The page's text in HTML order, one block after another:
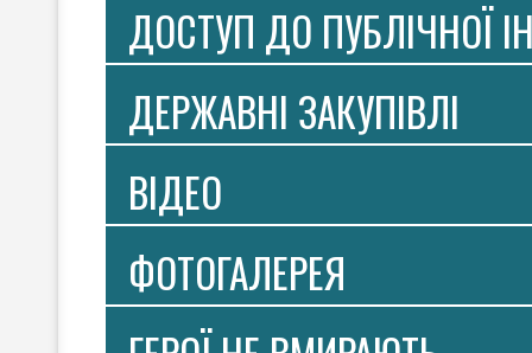
ДОСТУП ДО ПУБЛІЧНОЇ
ДЕРЖАВНІ ЗАКУПІВЛІ
ВIДЕО
ФОТОГАЛЕРЕЯ